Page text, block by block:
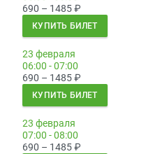
690 – 1485₽
КУПИТЬ БИЛЕТ
23 февраля
06:00 - 07:00
690 – 1485₽
КУПИТЬ БИЛЕТ
23 февраля
07:00 - 08:00
690 – 1485₽